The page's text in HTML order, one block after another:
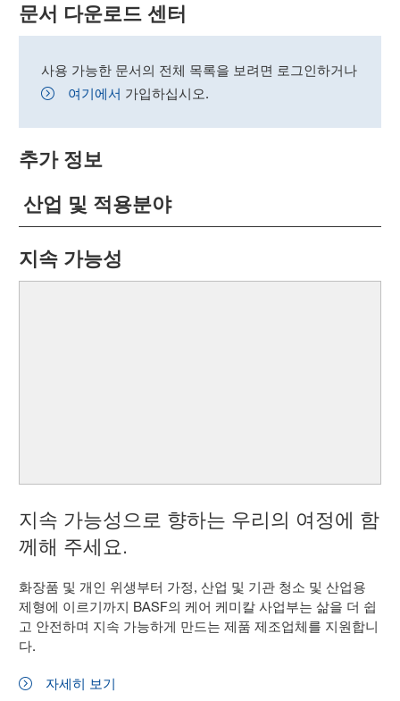
문서 다운로드 센터
사용 가능한 문서의 전체 목록을 보려면 로그인하거나
여기에서 가입하십시오.
추가 정보
산업 및 적용분야
지속 가능성
지속 가능성으로 향하는 우리의 여정에 함
께해 주세요.
화장품 및 개인 위생부터 가정, 산업 및 기관 청소 및 산업용
제형에 이르기까지 BASF의 케어 케미칼 사업부는 삶을 더 쉽
고 안전하며 지속 가능하게 만드는 제품 제조업체를 지원합니
다.
자세히 보기